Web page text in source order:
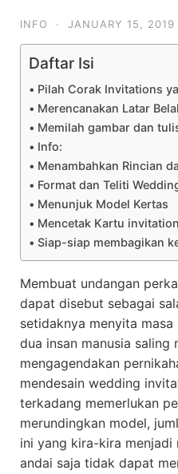
INFO · JANUARY 15, 2019
Daftar Isi
Pilah Corak Invitations
Merencanakan Latar
Memilah gambar dan
Info:
Menambahkan Rincian
Format dan Teliti
Menunjuk Model Kertas
Mencetak Kartu
Siap-siap membagikan
Membuat undangan
dapat disebut sebagai
setidaknya menyita
dua insan manusia saling
mengagendakan
mendesain wedding
terkadang memerlukan
merundingkan model,
ini yang kira-kira
andai saja tidak dapat